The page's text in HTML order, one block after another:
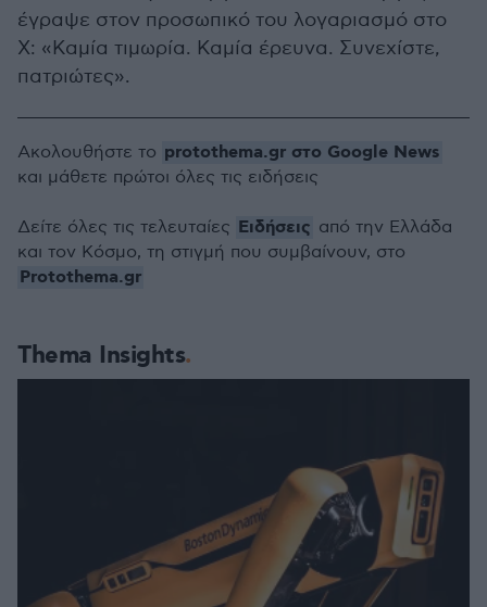
έγραψε στον προσωπικό του λογαριασμό στο
X: «Καμία τιμωρία. Καμία έρευνα. Συνεχίστε,
πατριώτες».
Thema Insights
Ακολουθήστε το protothema.gr στο Google News
και μάθετε πρώτοι όλες τις ειδήσεις
Δείτε όλες τις τελευταίες Ειδήσεις από την Ελλάδα
και τον Κόσμο, τη στιγμή που συμβαίνουν, στο
Protothema.gr